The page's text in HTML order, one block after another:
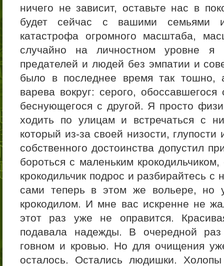
ничего не зависит, оставьте нас в
будет сейчас с вашими семьями
катастрофа огромного масштаба,
случайно на личностном уровне я
предателей и людей без эмпатии и
было в последнее время так тошно,
варева вокруг: серого,
беснующегося с другой. Я просто
ходить по улицам и встречаться с
который из-за своей низости, глупости
собственного достоинства допустил
бороться с маленьким
крокодильчик подрос и разбирайтесь
сами теперь в этом же вольере,
крокодилом. И мне вас искренне не
этот раз уже не оправится.
подавала надежды. В очередной
говном и кровью. Но для очищения
осталось. Остались людишки.